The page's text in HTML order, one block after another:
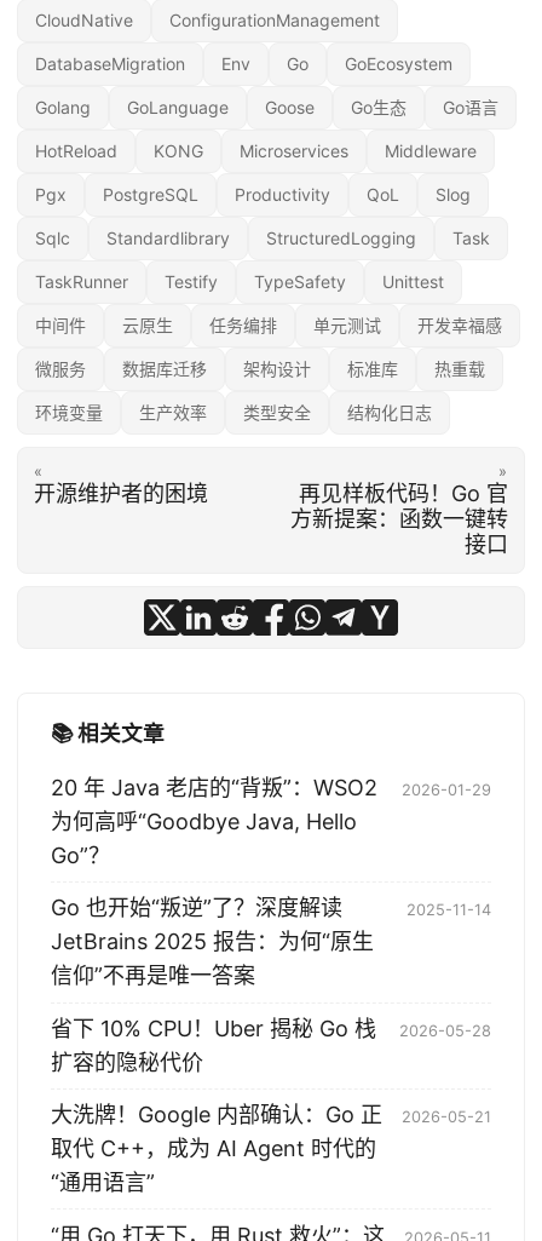
CloudNative ConfigurationManagement
DatabaseMigration Env Go GoEcosystem
Golang GoLanguage Goose Go生态 Go语言
HotReload KONG Microservices Middleware
Pgx PostgreSQL Productivity QoL Slog
Sqlc Standardlibrary StructuredLogging Task
TaskRunner Testify TypeSafety Unittest
中间件 云原生 任务编排 单元测试 开发幸福感
微服务 数据库迁移 架构设计 标准库 热重载
环境变量 生产效率 类型安全 结构化日志
«
开源维护者的困境
»
再见样板代码！Go 官
方新提案：函数一键转
接口
📚 相关文章
20 年 Java 老店的“背叛”：WSO2
为何高呼“Goodbye Java, Hello
Go”？
2026-01-29
Go 也开始“叛逆”了？深度解读
JetBrains 2025 报告：为何“原生
信仰”不再是唯一答案
2025-11-14
省下 10% CPU！Uber 揭秘 Go 栈
扩容的隐秘代价
2026-05-28
大洗牌！Google 内部确认：Go 正
取代 C++，成为 AI Agent 时代的
“通用语言”
2026-05-21
“用 Go 打天下，用 Rust 救火”：这